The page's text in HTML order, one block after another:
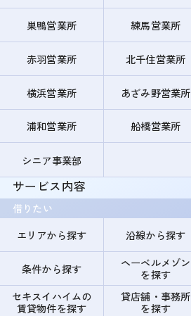
巣鴨営業所 練馬営業所
赤羽営業所 北千住営業所
横浜営業所 あざみ野営業所
浦和営業所 船橋営業所
シニア事業部
サービス内容
借りたい
エリアから探す
沿線から探す
条件から探す
ヘーベルメゾン
を探す
セキスイハイムの
賃貸物件を探す
貸店舗・事務所
を探す